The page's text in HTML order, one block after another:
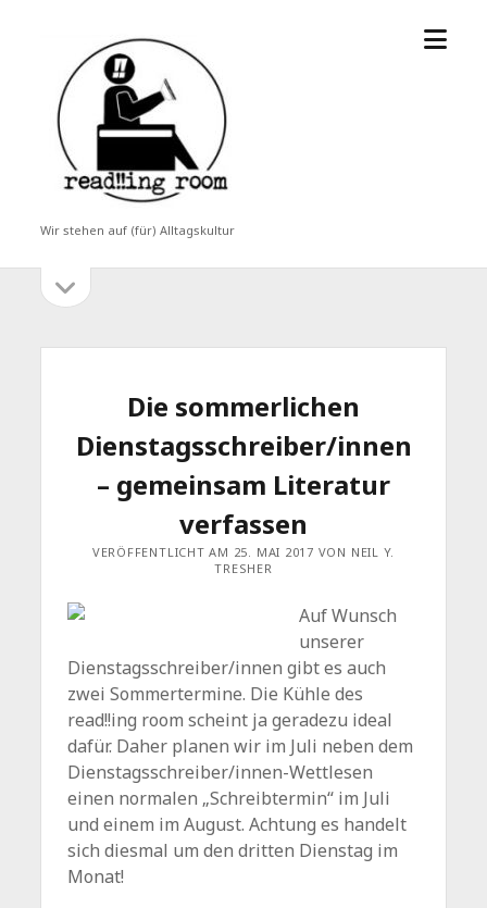
read!!ing
room
Wir stehen auf (für) Alltagskultur
Menü
Seitenleiste
öffnen
Die sommerlichen
Dienstagsschreiber/innen
– gemeinsam Literatur
verfassen
VERÖFFENTLICHT AM 25. MAI 2017 VON NEIL Y.
TRESHER
Auf Wunsch
unserer
Dienstagsschreiber/innen gibt es auch
zwei Sommertermine. Die Kühle des
read!!ing room scheint ja geradezu ideal
dafür. Daher planen wir im Juli neben dem
Dienstagsschreiber/innen-Wettlesen
einen normalen „Schreibtermin“ im Juli
und einem im August. Achtung es handelt
sich diesmal um den dritten Dienstag im
Monat!